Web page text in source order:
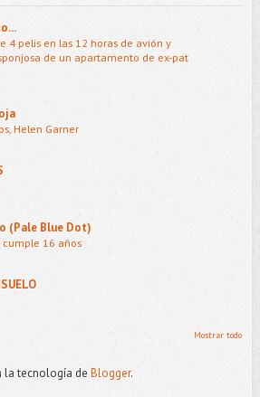
4 pelis en las 12 horas de avión y
de un apartamento de ex-pat
Helen Garner
(Pale Blue Dot)
cumple 16 años
Mostrar todo
la tecnología de Blogger.